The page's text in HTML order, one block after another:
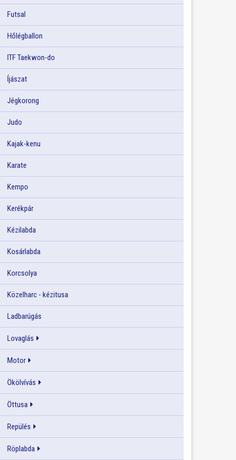
Futsal
Hőlégballon
ITF Taekwon-do
Íjászat
Jégkorong
Judo
Kajak-kenu
Karate
Kempo
Kerékpár
Kézilabda
Kosárlabda
Korcsolya
Közelharc - kézitusa
Ladbarúgás
Lovaglás
Motor
Ökölvívás
Öttusa
Repülés
Röplabda